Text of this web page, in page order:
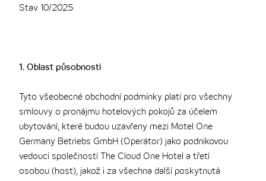
THE CLOUD ONE VÍDEŇ-STAATSOPER
Stav 10/2025
1. Oblast působnosti
Tyto všeobecné obchodní podmínky platí pro všechny
smlouvy o pronájmu hotelových pokojů za účelem
ubytování, které budou uzavřeny mezi Motel One
Germany Betriebs GmbH (Operátor) jako podnikovou
vedoucí společností The Cloud One Hotel a třetí
osobou (host), jakož i za všechna další poskytnutá